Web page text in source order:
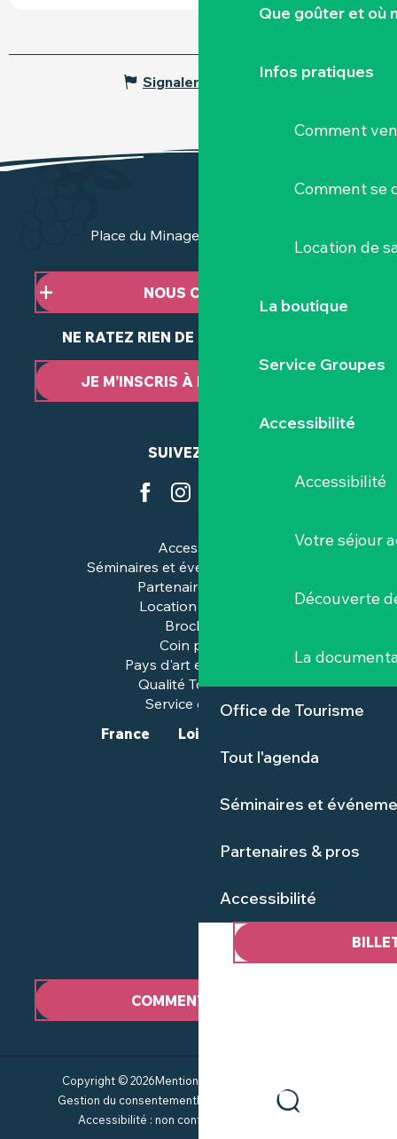
Que goûter et où
Infos pratiques
Comment
Comment se
Location de
La boutique
Service Groupes
Accessibilité
Accessibilité
Votre séjour
Découverte
La
Office de Tourisme
Tout l'agenda
Séminaires et
Partenaires & pros
Accessibilité
Signaler une erreur
Place du Minage - 44190 Clisson
NOUS CONTACTER
NE RATEZ RIEN DE NOTRE ACTUALITÉ
JE M’INSCRIS À LA NEWSLETTER
SUIVEZ-NOUS
Accessibilité
Séminaires et événements pros
Partenaires & pros
Location de salles
Brochures
Coin presse
Pays d'art et d'histoire
Qualité Tourisme™
Service groupes
COMMENT VENIR ?
France Loire-Atlantique
Copyright © 2026Mentions Légales
Gestion du consentementPolitique de confidentialité
Accessibilité : non conforme